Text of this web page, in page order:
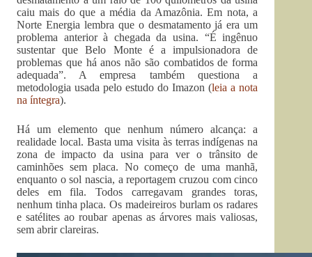
caiu mais do que a média da Amazônia. Em nota, a
Norte Energia lembra que o desmatamento já era um
problema anterior à chegada da usina. “É ingênuo
sustentar que Belo Monte é a impulsionadora de
problemas que há anos não são combatidos de forma
adequada”. A empresa também questiona a
metodologia usada pelo estudo do Imazon (leia a nota
na íntegra).
Há um elemento que nenhum número alcança: a
realidade local. Basta uma visita às terras indígenas na
zona de impacto da usina para ver o trânsito de
caminhões sem placa. No começo de uma manhã,
enquanto o sol nascia, a reportagem cruzou com cinco
deles em fila. Todos carregavam grandes toras,
nenhum tinha placa. Os madeireiros burlam os radares
e satélites ao roubar apenas as árvores mais valiosas,
sem abrir clareiras.